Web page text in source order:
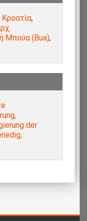
Κροατία,
Μπούα (Bua),
der